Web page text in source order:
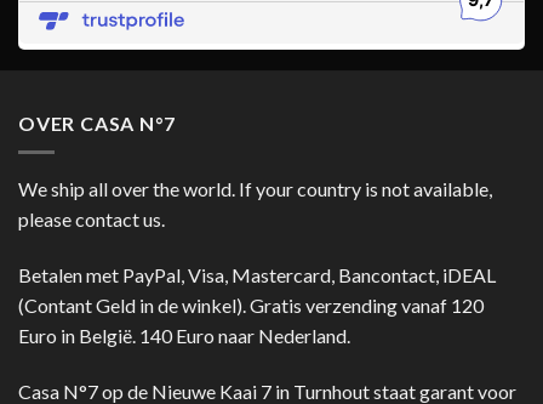
OVER CASA N°7
We ship all over the world. If your country is not available,
please contact us.
Betalen met PayPal, Visa, Mastercard, Bancontact, iDEAL
(Contant Geld in de winkel). Gratis verzending vanaf 120
Euro in België. 140 Euro naar Nederland.
Casa N°7 op de Nieuwe Kaai 7 in Turnhout staat garant voor